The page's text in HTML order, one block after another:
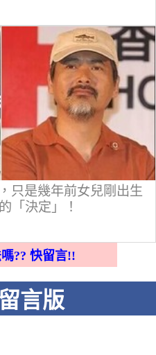
只是幾年前女兒剛出生
「決定」！
?? 快留言!!
言版